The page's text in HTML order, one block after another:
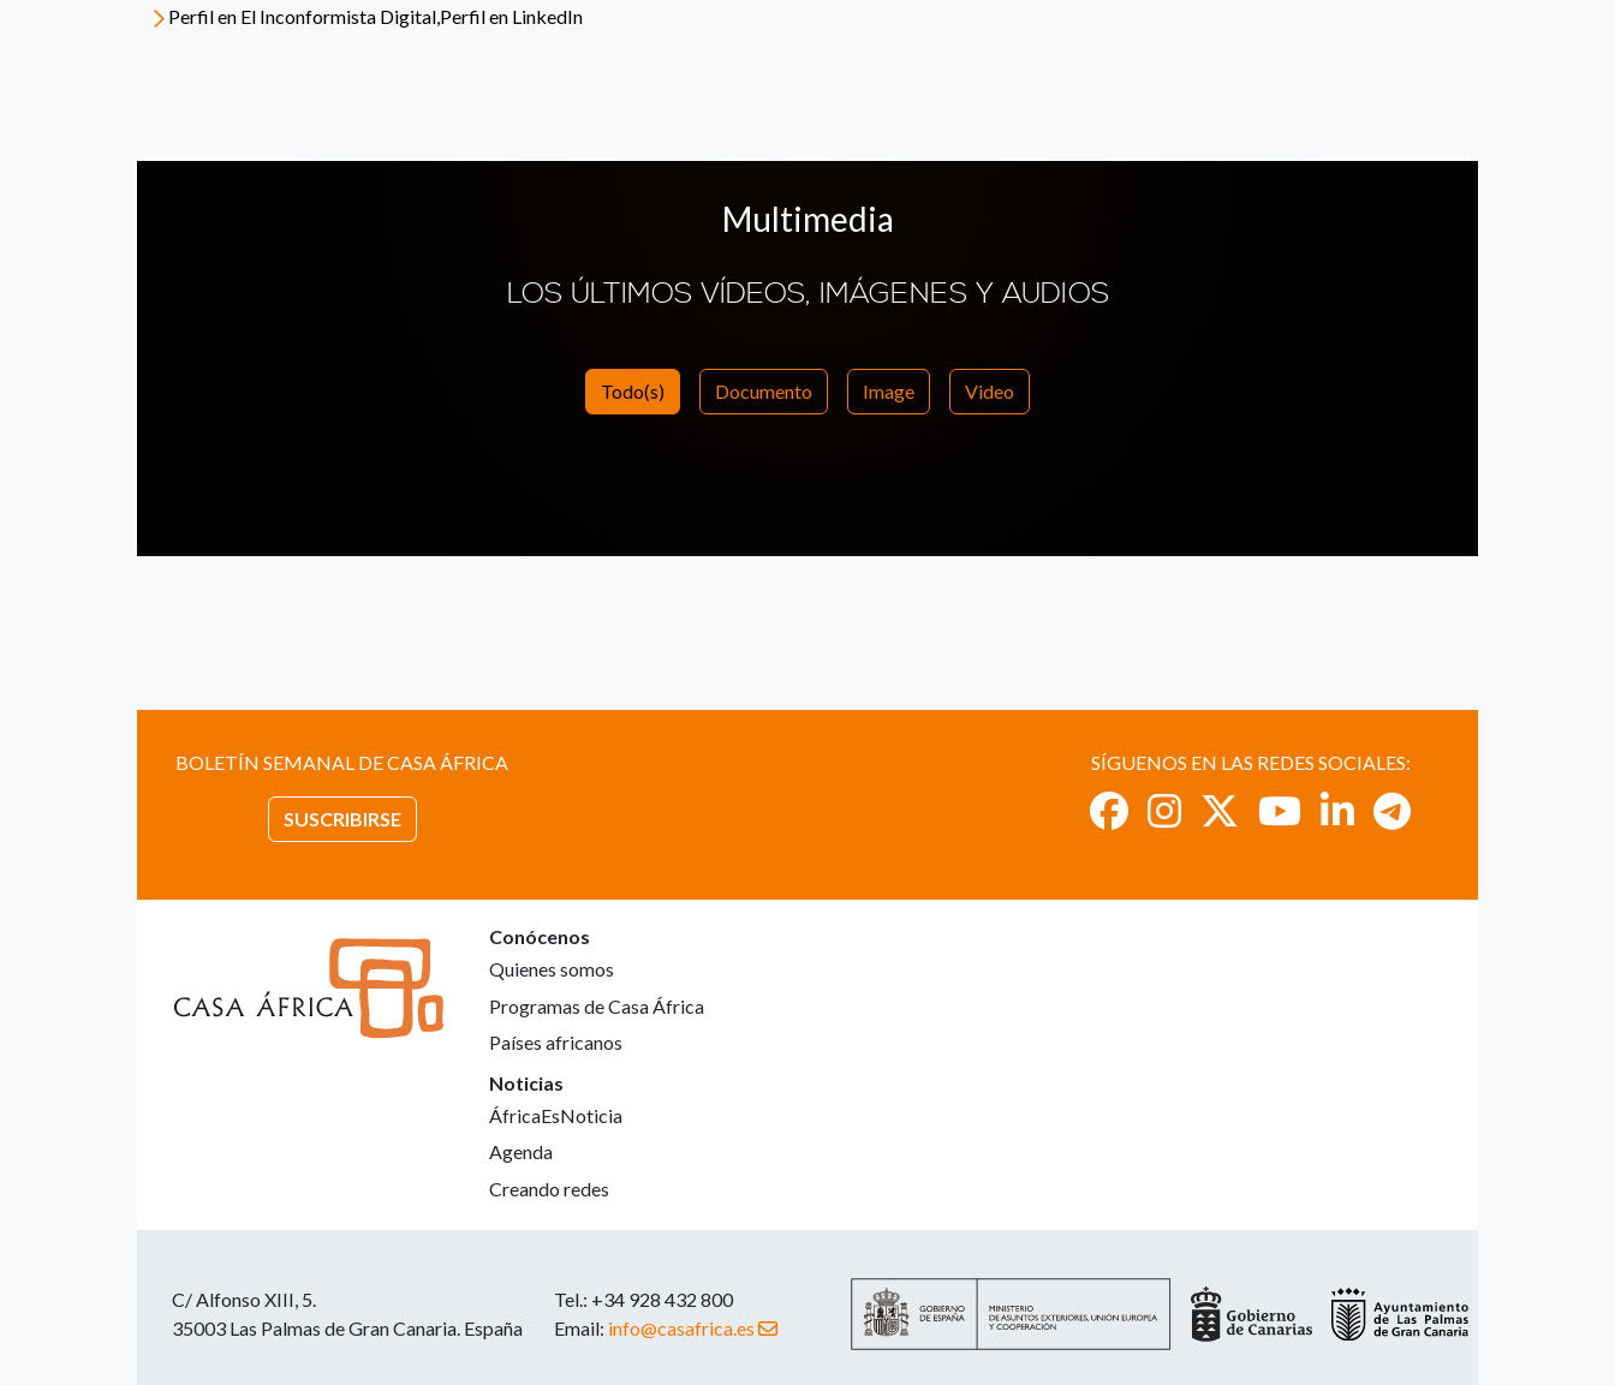
Perfil en El Inconformista Digital,Perfil en LinkedIn
Multimedia
LOS ÚLTIMOS VÍDEOS, IMÁGENES Y AUDIOS
Todo(s) Documento Image Video
BOLETÍN SEMANAL DE CASA ÁFRICA
SUSCRIBIRSE
SÍGUENOS EN LAS REDES SOCIALES:
Conócenos
Quienes somos
Programas de Casa África
Países africanos
Noticias
ÁfricaEsNoticia
Agenda
Creando redes
C/ Alfonso XIII, 5.
35003 Las Palmas de Gran Canaria. España
Tel.: +34 928 432 800
Email: info@casafrica.es